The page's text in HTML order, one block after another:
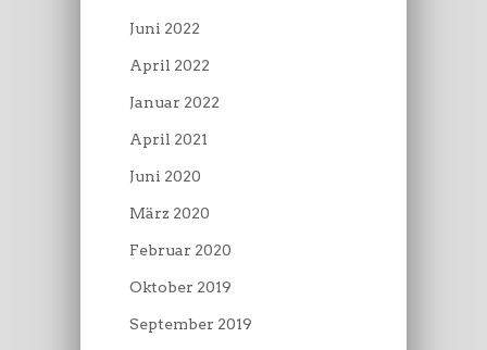
Juni 2022
April 2022
Januar 2022
April 2021
Juni 2020
März 2020
Februar 2020
Oktober 2019
September 2019